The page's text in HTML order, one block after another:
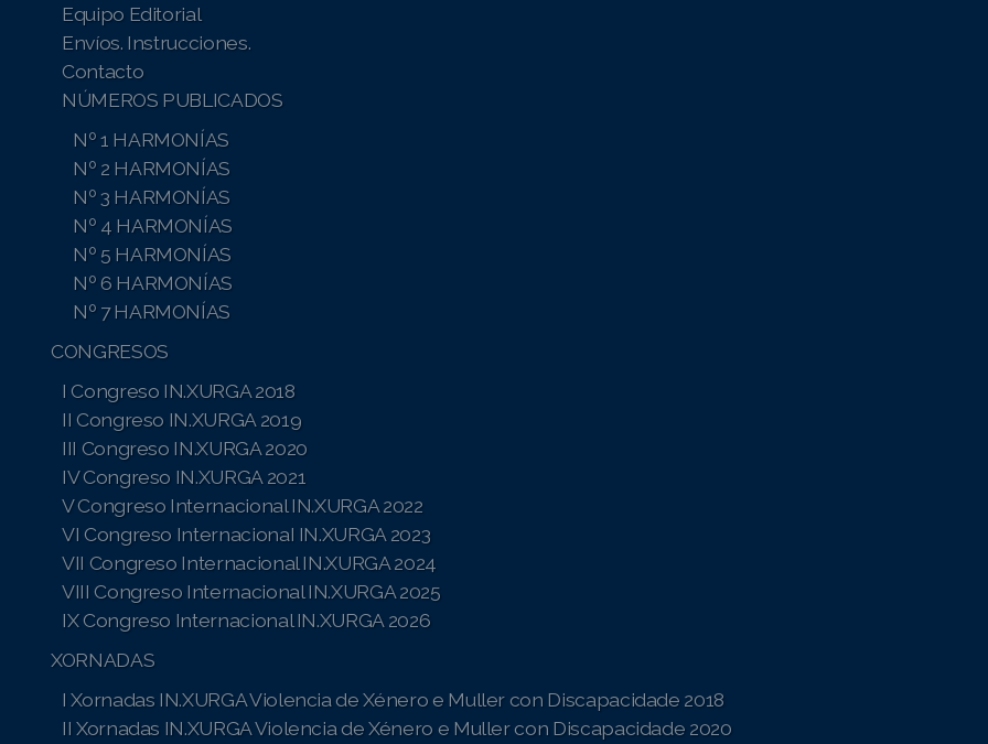
Equipo Editorial
Envíos. Instrucciones.
Contacto
NÚMEROS PUBLICADOS
Nº 1 HARMONÍAS
Nº 2 HARMONÍAS
Nº 3 HARMONÍAS
Nº 4 HARMONÍAS
Nº 5 HARMONÍAS
Nº 6 HARMONÍAS
Nº 7 HARMONÍAS
CONGRESOS
I Congreso IN.XURGA 2018
II Congreso IN.XURGA 2019
III Congreso IN.XURGA 2020
IV Congreso IN.XURGA 2021
V Congreso Internacional IN.XURGA 2022
VI Congreso InternacionaI IN.XURGA 2023
VII Congreso Internacional IN.XURGA 2024
VIII Congreso Internacional IN.XURGA 2025
IX Congreso Internacional IN.XURGA 2026
XORNADAS
I Xornadas IN.XURGA Violencia de Xénero e Muller con Discapacidade 2018
II Xornadas IN.XURGA Violencia de Xénero e Muller con Discapacidade 2020